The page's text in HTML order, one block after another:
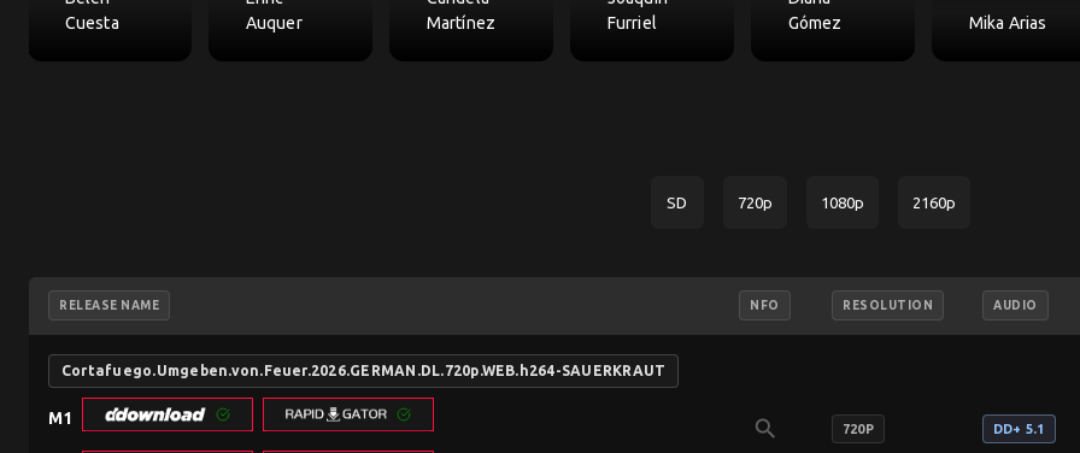
Cuesta
Auquer
Martínez
Furriel
Gómez
Mika Arias
SD 720p 1080p 2160p
RELEASE NAME NFO RESOLUTION AUDIO
Cortafuego.Umgeben.von.Feuer.2026.GERMAN.DL.720p.WEB.h264-SAUERKRAUT
M1 search 720P DD+ 5.1